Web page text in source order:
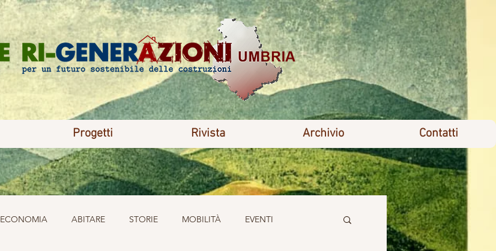
ECONOMIA ABITARE STORIE MOBILITÀ EVENTI
Progetti Rivista Archivio Contatti